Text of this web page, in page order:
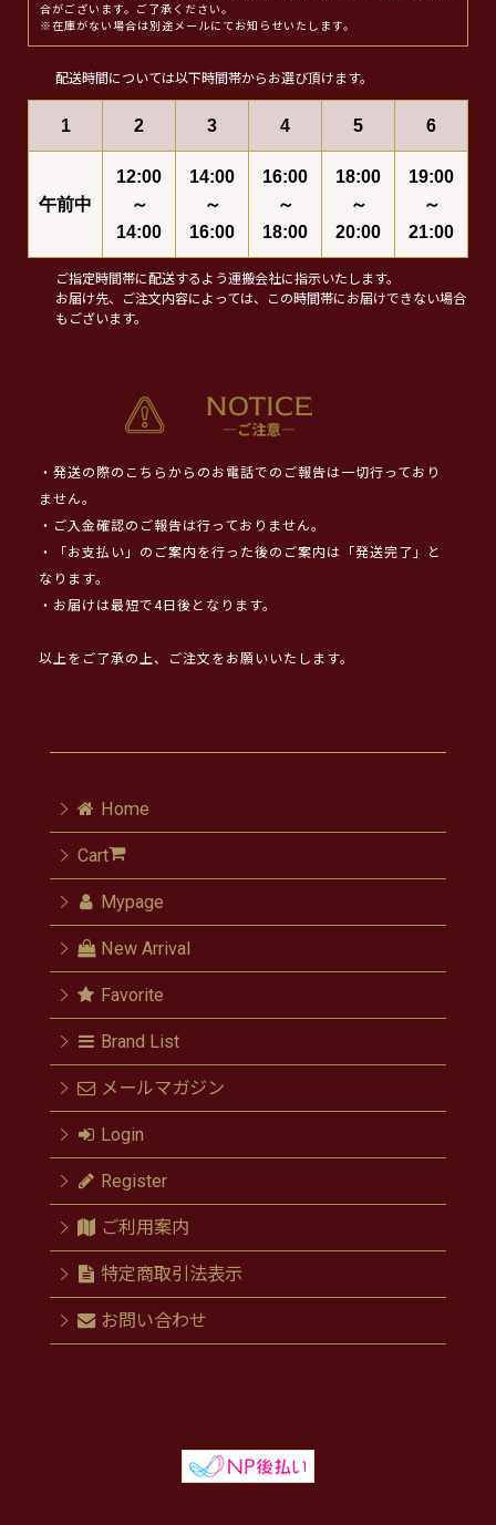
合がございます。ご了承ください。
※在庫がない場合は別途メールにてお知らせいたします。
配送時間については以下時間帯からお選び頂けます。
1 2 3 4 5 6
午前中
12:00
～
14:00
14:00
～
16:00
16:00
～
18:00
18:00
～
20:00
19:00
～
21:00
ご指定時間帯に配送するよう運搬会社に指示いたします。
お届け先、ご注文内容によっては、この時間帯にお届けできない場合
もございます。
・発送の際のこちらからのお電話でのご報告は一切行っており
ません。
・ご入金確認のご報告は行っておりません。
・「お支払い」のご案内を行った後のご案内は「発送完了」と
なります。
・お届けは最短で4日後となります。
以上をご了承の上、ご注文をお願いいたします。
Home
Cart
Mypage
New Arrival
Favorite
Brand List
メールマガジン
Login
Register
ご利用案内
特定商取引法表示
お問い合わせ